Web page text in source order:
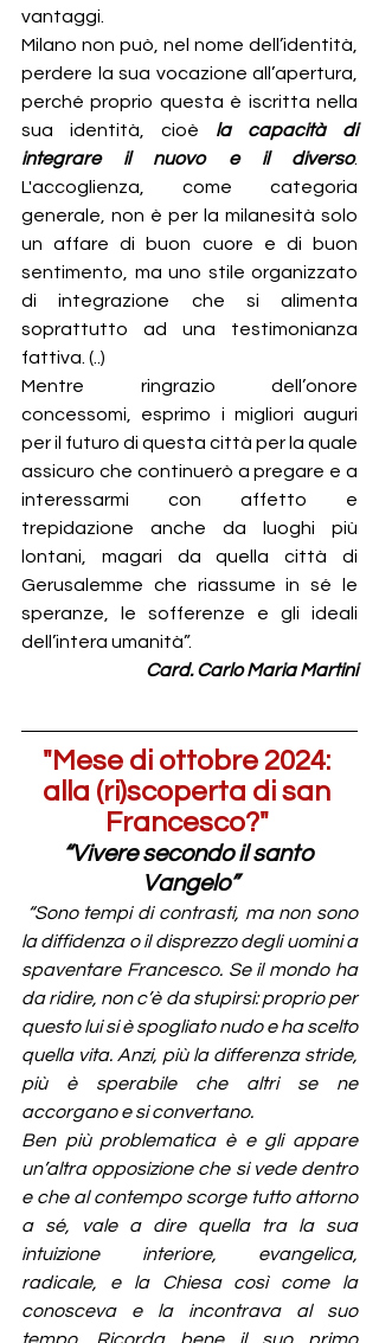
vantaggi.
Milano non può, nel nome dell’identità,
perdere la sua vocazione all’apertura,
perché proprio questa è iscritta nella
sua identità, cioè la capacità di
integrare il nuovo e il diverso.
L'accoglienza, come categoria
generale, non è per la milanesità solo
un affare di buon cuore e di buon
sentimento, ma uno stile organizzato
di integrazione che si alimenta
soprattutto ad una testimonianza
fattiva. (..)
Mentre ringrazio dell’onore
concessomi, esprimo i migliori auguri
per il futuro di questa città per la quale
assicuro che continuerò a pregare e a
interessarmi con affetto e
trepidazione anche da luoghi più
lontani, magari da quella città di
Gerusalemme che riassume in sé le
speranze, le sofferenze e gli ideali
dell’intera umanità”.
Card. Carlo Maria Martini
"Mese di ottobre 2024:
alla (ri)scoperta di san
Francesco?"
“Vivere secondo il santo
Vangelo”
“Sono tempi di contrasti, ma non sono
la diffidenza o il disprezzo degli uomini a
spaventare Francesco. Se il mondo ha
da ridire, non c’è da stupirsi: proprio per
questo lui si è spogliato nudo e ha scelto
quella vita. Anzi, più la differenza stride,
più è sperabile che altri se ne
accorgano e si convertano.
Ben più problematica è e gli appare
un’altra opposizione che si vede dentro
e che al contempo scorge tutto attorno
a sé, vale a dire quella tra la sua
intuizione interiore, evangelica,
radicale, e la Chiesa così come la
conosceva e la incontrava al suo